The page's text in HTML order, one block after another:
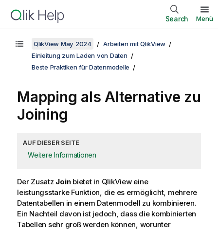
Search Menü
QlikView May 2024
Arbeiten mit QlikView
Einleitung zum Laden von Daten
Beste Praktiken für Datenmodelle
Mapping als Alternative zu
Joining
AUF DIESER SEITE
Weitere Informationen
Der Zusatz Joinbietet in QlikVieweine
leistungsstarke Funktion, die es ermöglicht, mehrere
Datentabellen in einem Datenmodell zu kombinieren.
Ein Nachteil davon ist jedoch, dass die kombinierten
Tabellen sehr groß werden können, worunter